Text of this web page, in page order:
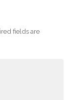
fields are